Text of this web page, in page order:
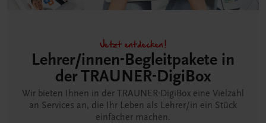
Jetzt entdecken!
Lehrer/innen-Begleitpakete in
der TRAUNER-DigiBox
Wir bieten Ihnen in der TRAUNER-DigiBox eine Vielzahl
an Services an, die Ihr Leben als Lehrer/in ein Stück
einfacher machen.